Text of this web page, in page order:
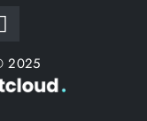
2025